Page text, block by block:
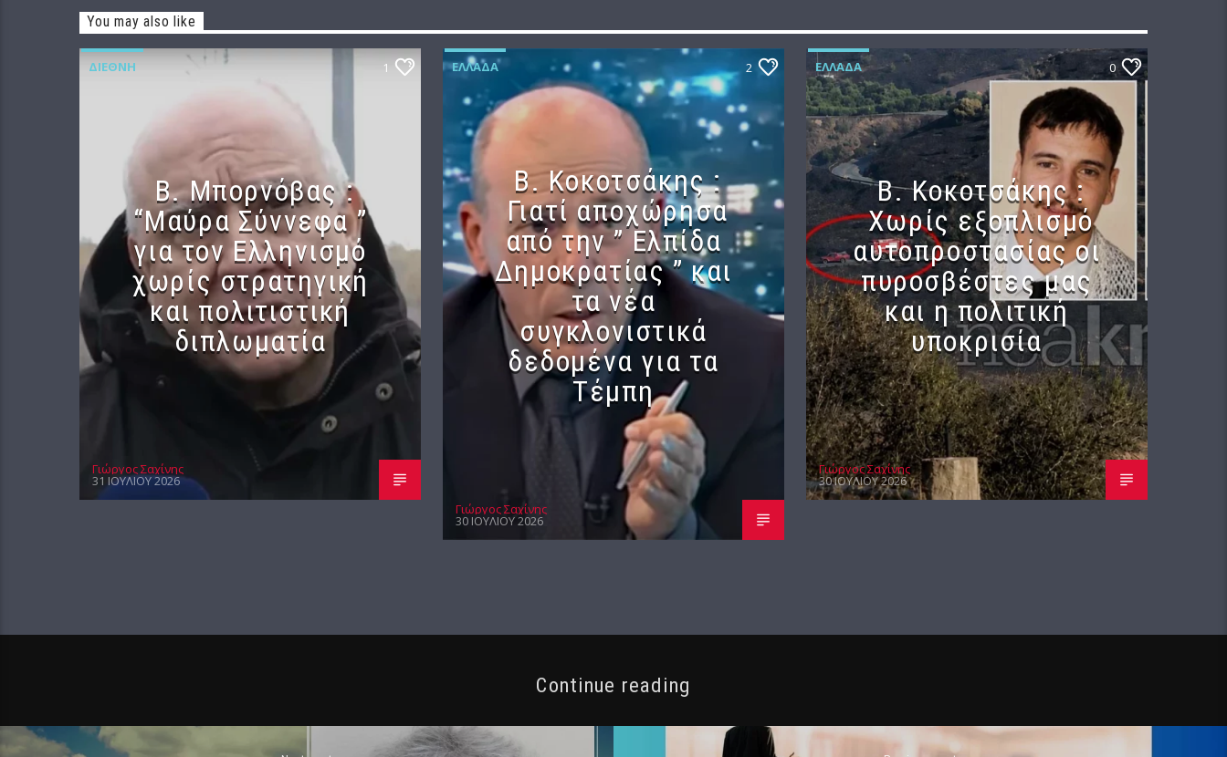
You may also like
ΔΙΕΘΝΉ 1
B. Μπορνόβας :
“Μαύρα Σύννεφα ”
για τον Ελληνισμό
χωρίς στρατηγική
και πολιτιστική
διπλωματία
Γιώργος Σαχίνης
31 ΙΟΥΛΊΟΥ 2026
ΕΛΛΆΔΑ 2
Β. Κοκοτσάκης :
Γιατί αποχώρησα
από την ” Ελπίδα
Δημοκρατίας ” και
τα νέα
συγκλονιστικά
δεδομένα για τα
Τέμπη
Γιώργος Σαχίνης
30 ΙΟΥΛΊΟΥ 2026
ΕΛΛΆΔΑ 0
Β. Κοκοτσάκης :
Χωρίς εξοπλισμό
αυτοπροστασίας οι
πυροσβέστες μας
και η πολιτική
υποκρισία
Γιώργος Σαχίνης
30 ΙΟΥΛΊΟΥ 2026
Continue reading